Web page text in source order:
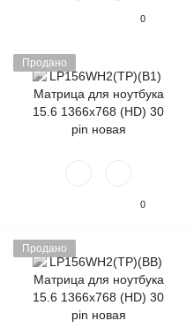
0
Продано
0
Продано